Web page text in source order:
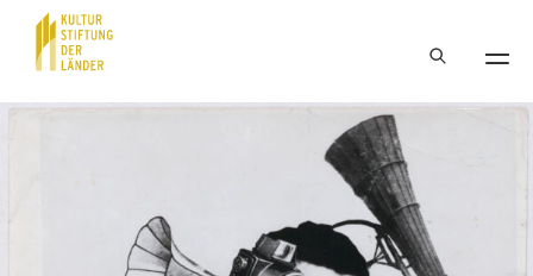
Hauptnavigation